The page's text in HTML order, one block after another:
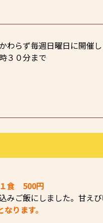
らず毎週日曜日に開催し
３０分まで
食 500円
みご飯にしました。甘え
ります。